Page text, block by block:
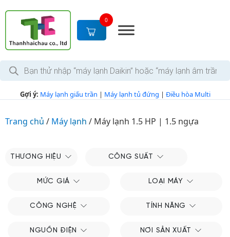
c
0
T
m
i Gợi ý: Máy lạnh giấu trần | Máy lạnh tủ đứng | Điều hòa Multi
Trang chủ / Máy lạnh / Máy lạnh 1.5 HP | 1.5 ngựa
THƯƠNG HIỆU CÔNG SUẤT
MỨC GIÁ LOẠI MÁY
CÔNG NGHỆ TÍNH NĂNG
NGUỒN ĐIỆN NƠI SẢN XUẤT